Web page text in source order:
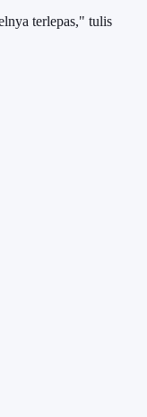
terlepas," tulis